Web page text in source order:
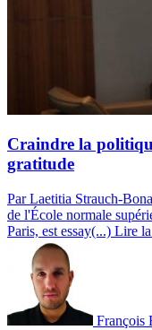
Craindre la
gratitude
Par Laetitia Strauch-
de l'École normale
Paris, est essay(...) Lire